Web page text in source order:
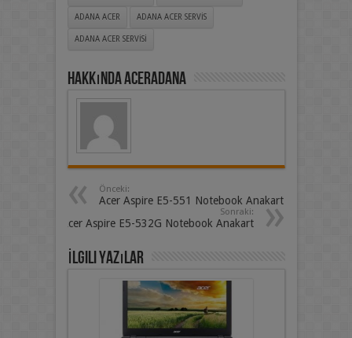
ADANA ACER ADANA ACER SERVIS
ADANA ACER SERVISI
Hakkında aceradana
Önceki:
Acer Aspire E5-551 Notebook Anakart
Sonraki:
Acer Aspire E5-532G Notebook Anakart
İlgili Yazılar